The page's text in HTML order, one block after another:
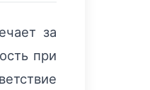
за
при